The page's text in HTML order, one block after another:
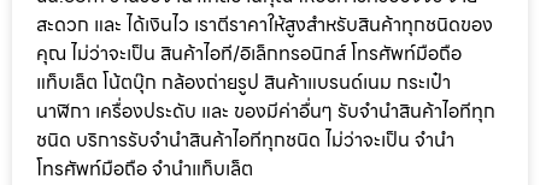
สะดวก และ ได้เงินไว เราตีราคาให้สูงสำหรับสินค้าทุกชนิดของ
คุณ ไม่ว่าจะเป็น สินค้าไอที/อิเล็กทรอนิกส์ โทรศัพท์มือถือ
แท็บเล็ต โน้ตบุ๊ก กล้องถ่ายรูป สินค้าแบรนด์เนม กระเป๋า
นาฬิกา เครื่องประดับ และ ของมีค่าอื่นๆ รับจำนำสินค้าไอทีทุก
ชนิด บริการรับจำนำสินค้าไอทีทุกชนิด ไม่ว่าจะเป็น จำนำ
โทรศัพท์มือถือ จำนำแท็บเล็ต